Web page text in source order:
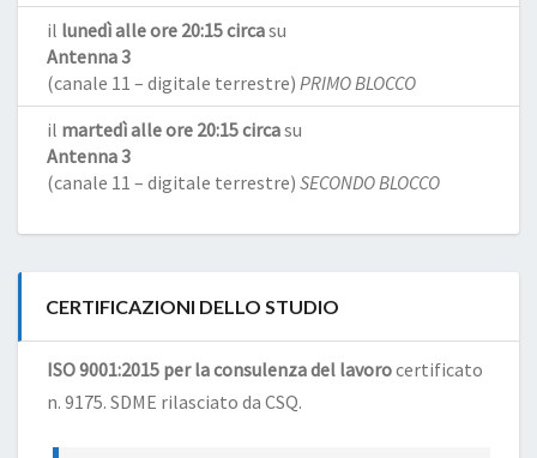
il lunedì alle ore 20:15 circasu
Antenna 3
(canale 11 – digitale terrestre) PRIMO BLOCCO
il martedì alle ore 20:15 circasu
Antenna 3
(canale 11 – digitale terrestre) SECONDO BLOCCO
CERTIFICAZIONI DELLO STUDIO
ISO 9001:2015 per la consulenza del lavorocertificato
n. 9175. SDME rilasciato da CSQ.